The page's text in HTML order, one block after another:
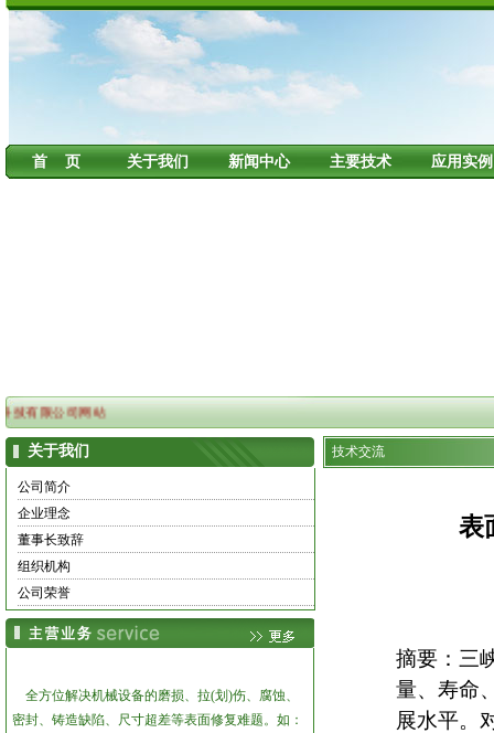
首 页 关于我们 新闻中心 主要技术 应用实例
限公司网站
关于我们
公司简介
企业理念
董事长致辞
组织机构
公司荣誉
全方位解决机械设备的磨损、拉(划)伤、腐蚀、
密封、铸造缺陷、尺寸超差等表面修复难题。 如：
技术交流
表
摘要：三
量、寿命
展水平。